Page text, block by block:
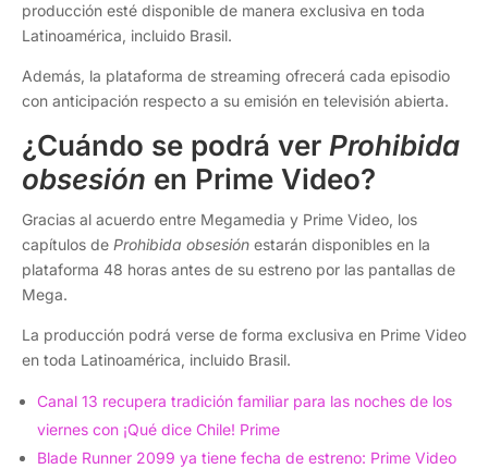
producción esté disponible de manera exclusiva en toda
Latinoamérica, incluido Brasil.
Además, la plataforma de streaming ofrecerá cada episodio
con anticipación respecto a su emisión en televisión abierta.
¿Cuándo se podrá ver Prohibida
obsesión en Prime Video?
Gracias al acuerdo entre Megamedia y Prime Video, los
capítulos de Prohibida obsesión estarán disponibles en la
plataforma 48 horas antes de su estreno por las pantallas de
Mega.
La producción podrá verse de forma exclusiva en Prime Video
en toda Latinoamérica, incluido Brasil.
Canal 13 recupera tradición familiar para las noches de los
viernes con ¡Qué dice Chile! Prime
Blade Runner 2099 ya tiene fecha de estreno: Prime Video